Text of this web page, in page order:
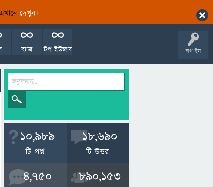
দেখুন।
লগ ইন
টপ ইউজার
ব্যাজ
10,989
টি প্রশ্ন
18,690
টি উত্তর
4,750 890,153